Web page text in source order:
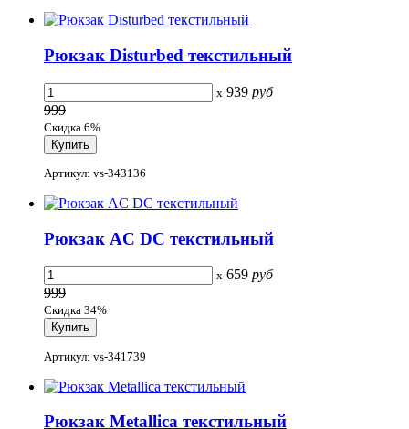
Рюкзак Disturbed текстильный
x 939 руб
999
Скидка 6%
Артикул: vs-343136
Рюкзак AC DC текстильный
x 659 руб
999
Скидка 34%
Артикул: vs-341739
Рюкзак Metallica текстильный